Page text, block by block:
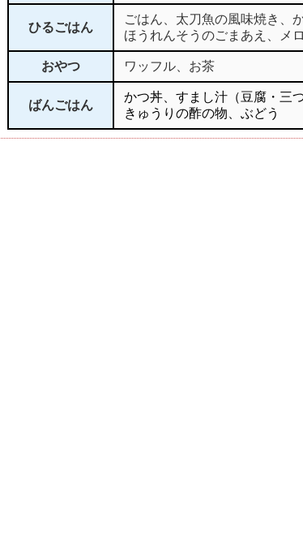
ひるごはん
ごはん、太刀魚の風味焼き、か
ほうれんそうのごまあえ、メ
おやつ ワッフル、お茶
ばんごはん
かつ丼、すまし汁（豆腐・三つ
きゅうりの酢の物、ぶどう